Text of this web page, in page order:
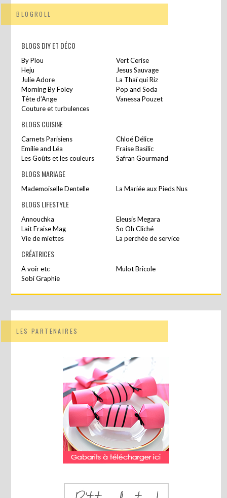
BLOGROLL
BLOGS DIY ET DÉCO
By Plou
Vert Cerise
Heju
Jesus Sauvage
Julie Adore
La Thaï qui Riz
Morning By Foley
Pop and Soda
Tête d’Ange
Vanessa Pouzet
Couture et turbulences
BLOGS CUISINE
Carnets Parisiens
Chloé Délice
Emilie and Léa
Fraise Basilic
Les Goûts et les couleurs
Safran Gourmand
BLOGS MARIAGE
Mademoiselle Dentelle La Mariée aux Pieds Nus
BLOGS LIFESTYLE
Annouchka
Eleusis Megara
Lait Fraise Mag
So Oh Cliché
Vie de miettes
La perchée de service
CRÉATRICES
A voir etc
Mulot Bricole
Sobi Graphie
LES PARTENAIRES